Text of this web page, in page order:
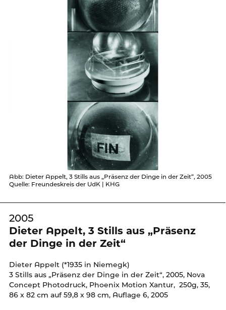
Abb: Dieter Appelt, 3 Stills aus „Präsenz der Dinge in der Zeit“, 2005
Quelle: Freundeskreis der UdK | KHG
2005
Dieter Appelt, 3 Stills aus „Präsenz
der Dinge in der Zeit“
Dieter Appelt (*1935 in Niemegk)
3 Stills aus „Präsenz der Dinge in der Zeit“, 2005, Nova
Concept Photodruck, Phoenix Motion Xantur, 250g, 35,
86 x 82 cm auf 59,8 x 98 cm, Auflage 6, 2005